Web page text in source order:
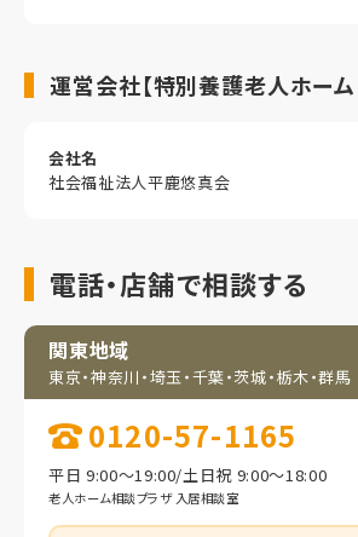
運営会社【特別養護老人ホーム
会社名
社会福祉法人平鹿悠真会
電話・店舗で相談する
関東地域
東京・神奈川・埼玉・千葉・茨城・栃木・群馬
0120-57-1165
平日 9:00～19:00/土日祝 9:00～18:00
老人ホーム相談プラザ 入居相談室